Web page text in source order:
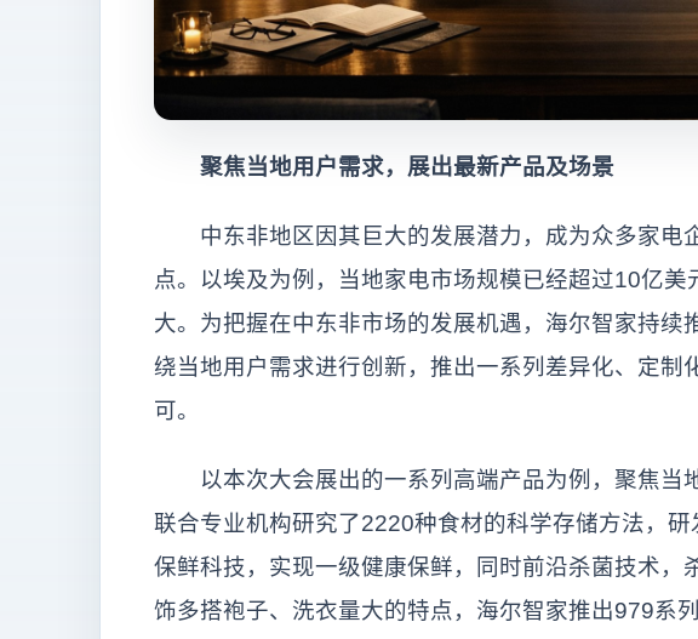
聚焦当地用户需求，展出最新产品及场景
中东非地区因其巨大的发展潜力，成为众多家电
点。以埃及为例，当地家电市场规模已经超过10亿
大。为把握在中东非市场的发展机遇，海尔智家持续
绕当地用户需求进行创新，推出一系列差异化、定制
可。
以本次大会展出的一系列高端产品为例，聚焦当
联合专业机构研究了2220种食材的科学存储方法，
保鲜科技，实现一级健康保鲜，同时前沿杀菌技术，
饰多搭袍子、洗衣量大的特点，海尔智家推出979系